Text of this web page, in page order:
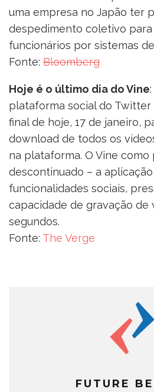
uma empresa no Japão ter
despedimento coletivo
funcionários por sistemas
Fonte: Bloomberg
Hoje é o último dia do Vine
plataforma social do
final de hoje, 17 de janeiro,
download de todos os
na plataforma. O Vine
descontinuado – a
funcionalidades sociais,
capacidade de gravação de
segundos.
Fonte: The Verge
FUTURE